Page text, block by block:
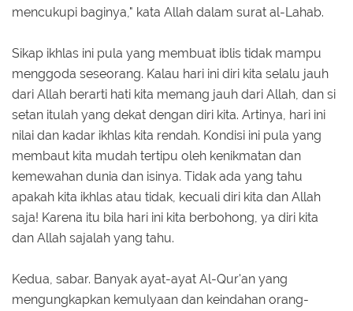
mencukupi baginya," kata Allah dalam surat al-Lahab.
Sikap ikhlas ini pula yang membuat iblis tidak mampu
menggoda seseorang. Kalau hari ini diri kita selalu jauh
dari Allah berarti hati kita memang jauh dari Allah, dan si
setan itulah yang dekat dengan diri kita. Artinya, hari ini
nilai dan kadar ikhlas kita rendah. Kondisi ini pula yang
membaut kita mudah tertipu oleh kenikmatan dan
kemewahan dunia dan isinya. Tidak ada yang tahu
apakah kita ikhlas atau tidak, kecuali diri kita dan Allah
saja! Karena itu bila hari ini kita berbohong, ya diri kita
dan Allah sajalah yang tahu.
Kedua, sabar. Banyak ayat-ayat Al-Qur'an yang
mengungkapkan kemulyaan dan keindahan orang-